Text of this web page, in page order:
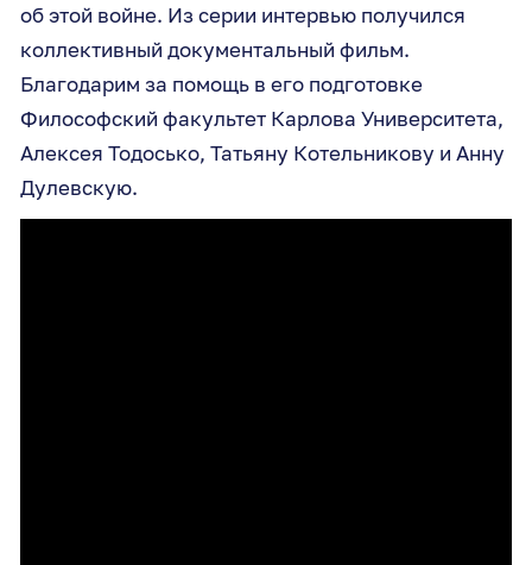
об этой войне. Из серии интервью получился
коллективный документальный фильм.
Благодарим за помощь в его подготовке
Философский факультет Карлова Университета,
Алексея Тодосько, Татьяну Котельникову и Анну
Дулевскую.